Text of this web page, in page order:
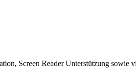
Screen Reader Unterstützung